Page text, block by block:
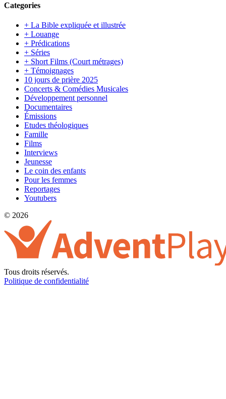
Categories
+ La Bible expliquée et illustrée
+ Louange
+ Prédications
+ Séries
+ Short Films (Court métrages)
+ Témoignages
10 jours de prière 2025
Concerts & Comédies Musicales
Développement personnel
Documentaires
Émissions
Etudes théologiques
Famille
Films
Interviews
Jeunesse
Le coin des enfants
Pour les femmes
Reportages
Youtubers
© 2026
Tous droits réservés.
Politique de confidentialité